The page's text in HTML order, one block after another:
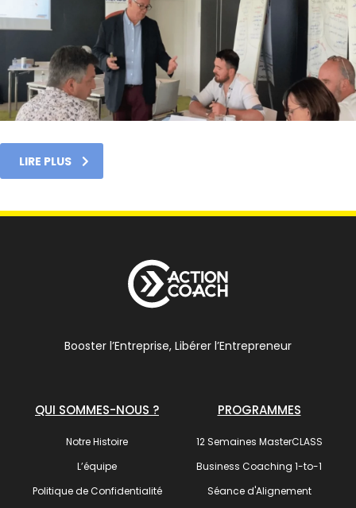
LIRE PLUS
Booster l’Entreprise, Libérer l’Entrepreneur
QUI SOMMES-NOUS ?
Notre Histoire
L’équipe
Politique de Confidentialité
PROGRAMMES
12 Semaines MasterCLASS
Business Coaching 1-to-1
Séance d'Alignement